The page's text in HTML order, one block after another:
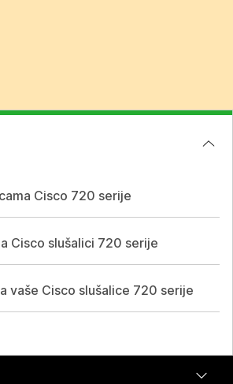
Cisco 720 serije
Cisco slušalici 720 serije
vaše Cisco slušalice 720 serije